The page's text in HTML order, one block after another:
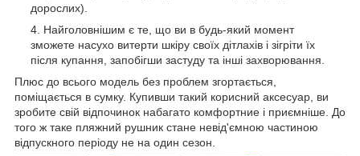
дорослих).
Найголовнішим є те, що ви в будь-який момент
зможете насухо витерти шкіру своїх дітлахів і зігріти їх
після купання, запобігши застуду та інші захворювання.
Плюс до всього модель без проблем згортається,
поміщається в сумку. Купивши такий корисний аксесуар, ви
зробите свій відпочинок набагато комфортние і приємніше. До
того ж таке пляжний рушник стане невід'ємною частиною
відпускного періоду не на один сезон.